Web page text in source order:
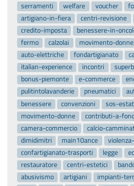
serramenti
welfare voucher
artigiano-in-fiera
centri-revisione
credito-imposta
benessere-in-
fermo
calzolai
movimento-
auto-elettriche
fondartigianato
italian-experience
incontri
bonus-piemonte
e-commerce
pulitintolavanderie
pneumatici
benessere
convenzioni
sos-
movimento-donne
contributi-a-
camera-commercio
calcio-
dimidimitri
main10ance
confartigianato-trasporti
legge
restauratore
centri-estetici
abusivismo
artigiani impianti-